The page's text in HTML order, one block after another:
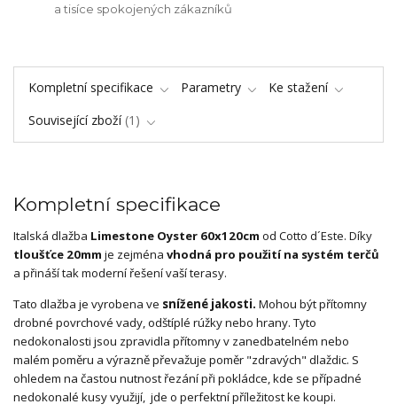
a tisíce spokojených zákazníků
Kompletní specifikace Parametry
Ke stažení
Související zboží 1
Kompletní specifikace
Italská dlažba Limestone Oyster 60x120cm od Cotto d´Este. Díky
tloušťce 20mm je zejména vhodná pro použití na systém terčů
a přináší tak moderní řešení vaší terasy.
Tato dlažba je vyrobena ve snížené jakosti. Mohou být přítomny
drobné povrchové vady, odštíplé rúžky nebo hrany. Tyto
nedokonalosti jsou zpravidla přítomny v zanedbatelném nebo
malém poměru a výrazně převažuje poměr "zdravých" dlaždic. S
ohledem na častou nutnost řezání při pokládce, kde se případné
nedokonalé kusy využijí, jde o perfektní příležitost ke koupi.